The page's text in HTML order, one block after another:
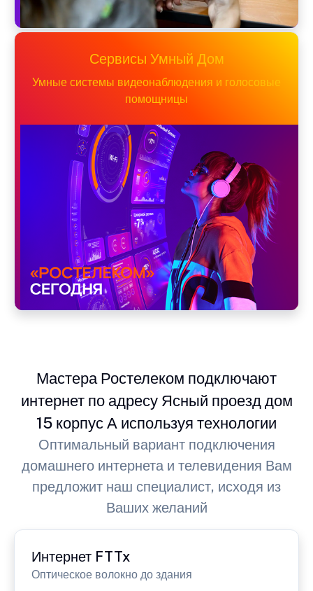
Сервисы Умный Дом
Умные системы видеонаблюдения и голосовые
помощницы
Мастера Ростелеком подключают
интернет по адресу Ясный проезд дом
15 корпус А используя технологии
Оптимальный вариант подключения
домашнего интернета и телевидения Вам
предложит наш специалист, исходя из
Ваших желаний
Интернет FTTx
Оптическое волокно до здания